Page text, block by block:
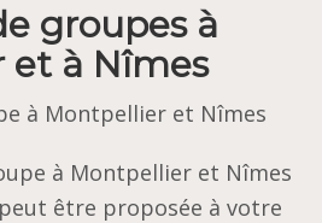
groupes à
et à Nîmes
à Montpellier et Nîmes
à Montpellier et Nîmes
être proposée à votre